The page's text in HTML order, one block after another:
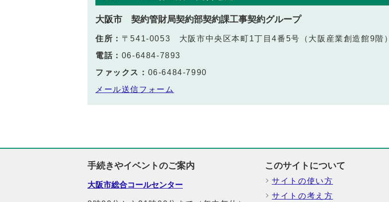
大阪市 契約管財局契約部契約課工事契約グループ
住所： 〒541-0053 大阪市中央区本町1丁目4番5号（大阪産業創造館9階）
電話： 06-6484-7893
ファックス： 06-6484-7990
メール送信フォーム
手続きやイベントのご案内
大阪市総合コールセンター
このサイトについて
サイトの使い方
サイトの考え方